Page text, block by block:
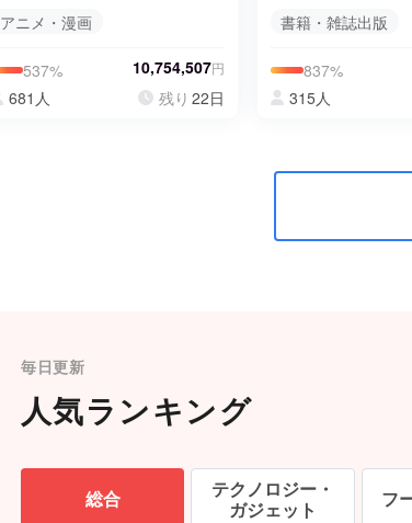
アニメ・漫画
537% 10,754,507円
681人 残り 22日
書籍・雑誌出版
837%
315人
毎日更新
人気ランキング
総合
テクノロジー・
ガジェット
フ